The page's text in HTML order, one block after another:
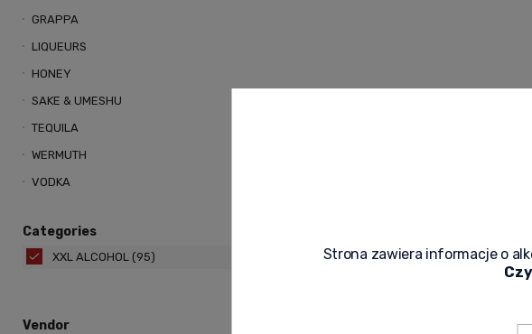
GRAPPA
LIQUEURS
HONEY
SAKE & UMESHU
TEQUILA
WERMUTH
VODKA
Categories
XXL ALCOHOL (95)
Vendor
Szampan MOET & CHANDON BRUT
Strona zawiera informacje o